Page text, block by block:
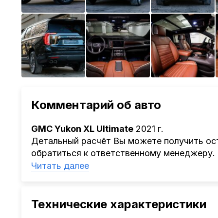
Комментарий об авто
GMC Yukon XL Ultimate 2021 г.
Детальный расчёт Вы можете получить
обратиться к ответственному менеджеру.
Наша компания
проверка автомобиля, полное
растаможке. Экономьте свое время и
Читать далее
Технические характеристики